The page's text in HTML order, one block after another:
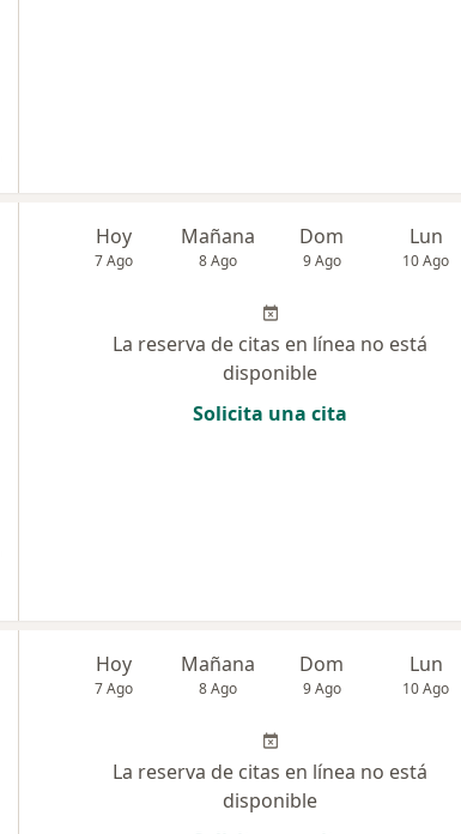
Hoy
7 Ago
Mañana
8 Ago
Dom
9 Ago
Lun
10 Ago
La reserva de citas en línea no está
disponible
Solicita una cita
Hoy
7 Ago
Mañana
8 Ago
Dom
9 Ago
Lun
10 Ago
La reserva de citas en línea no está
disponible